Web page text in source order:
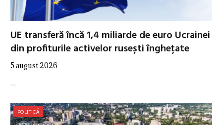
UE transferă încă 1,4 miliarde de euro Ucrainei
din profiturile activelor rusești înghețate
5 august 2026
…
POLITICĂ